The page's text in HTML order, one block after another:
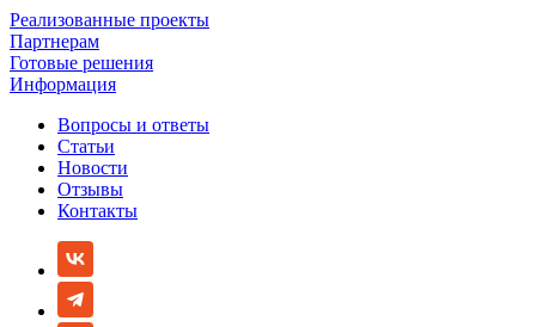
Реализованные проекты
Партнерам
Готовые решения
Информация
Вопросы и ответы
Статьи
Новости
Отзывы
Контакты